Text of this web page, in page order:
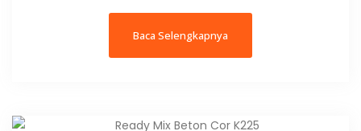
Baca Selengkapnya